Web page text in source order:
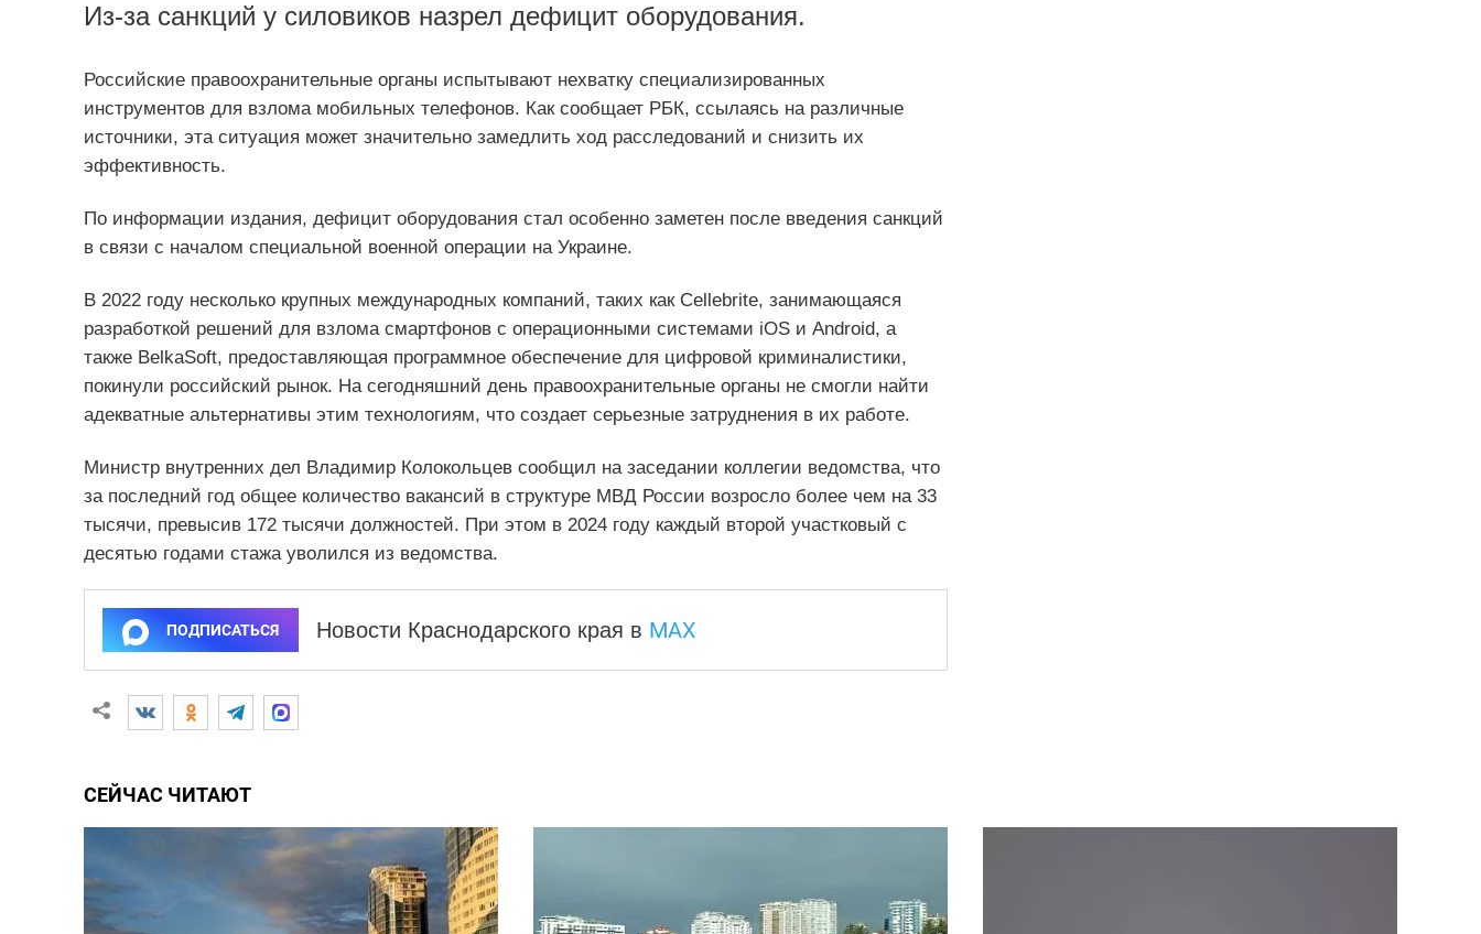
Из-за санкций у силовиков назрел дефицит оборудования.
Российские правоохранительные органы испытывают нехватку специализированных
инструментов для взлома мобильных телефонов. Как сообщает РБК, ссылаясь на различные
источники, эта ситуация может значительно замедлить ход расследований и снизить их
эффективность.
По информации издания, дефицит оборудования стал особенно заметен после введения санкций
в связи с началом специальной военной операции на Украине.
В 2022 году несколько крупных международных компаний, таких как Cellebrite, занимающаяся
разработкой решений для взлома смартфонов с операционными системами iOS и Android, а
также BelkaSoft, предоставляющая программное обеспечение для цифровой криминалистики,
покинули российский рынок. На сегодняшний день правоохранительные органы не смогли найти
адекватные альтернативы этим технологиям, что создает серьезные затруднения в их работе.
Министр внутренних дел Владимир Колокольцев сообщил на заседании коллегии ведомства, что
за последний год общее количество вакансий в структуре МВД России возросло более чем на 33
тысячи, превысив 172 тысячи должностей. При этом в 2024 году каждый второй участковый с
десятью годами стажа уволился из ведомства.
ПОДПИСАТЬСЯ Новости Краснодарского края в MAX
СЕЙЧАС ЧИТАЮТ